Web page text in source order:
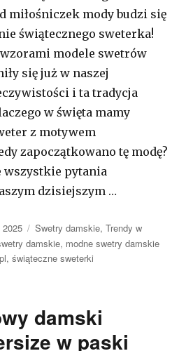
miłośniczek mody budzi się
świątecznego sweterka!
modele swetrów
się już w naszej
i ta tradycja
w święta mamy
z motywem
zapoczątkowano tę modę?
wszystkie pytania
dzisiejszym …
2025 Kategorie
Swetry damskie,Trendy w
damskie, modne swetry damskie
,świąteczne sweterki
damski
w paski